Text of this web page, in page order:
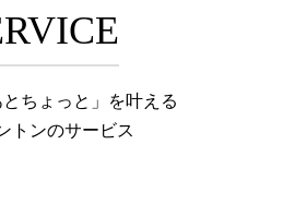
ちょっと」を叶える
トンのサービス